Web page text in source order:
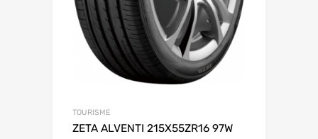
TOURISME
ZETA ALVENTI 215X55ZR16 97W